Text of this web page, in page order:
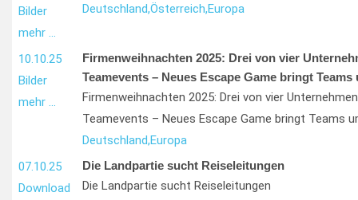
Bilder
mehr …
Deutschland,Österreich,Europa
10.10.25
Bilder
mehr …
Firmenweihnachten 2025: Drei von vier
Teamevents – Neues Escape Game bringt Teams
Firmenweihnachten 2025: Drei von vier
Teamevents – Neues Escape Game bringt Teams
Deutschland,Europa
07.10.25
Download
Die Landpartie sucht Reiseleitungen
Die Landpartie sucht Reiseleitungen